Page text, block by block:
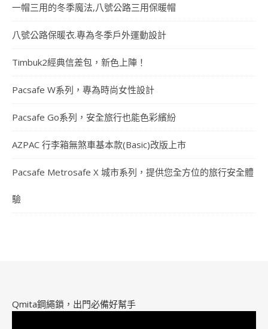
一帽三用的冬季魔法,八號公路三用保暖帽
八號公路保暖衣.專為冬季戶外運動設計
Timbuk2經典信差包，新色上陣！
Pacsafe W系列，專為時尚女性設計
Pacsafe Go系列，安全旅行也能色彩繽紛
AZPAC 行李箱無煞車基本款(Basic)改版上市
Pacsafe Metrosafe X 城市系列，提供您全方位的旅行安全體
驗
Qmita鋼繩鎖，出門必備好幫手